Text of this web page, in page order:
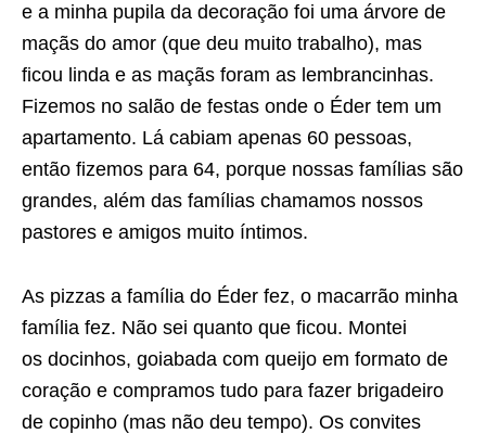
e a minha pupila da decoração foi uma árvore de
maçãs do amor (que deu muito trabalho), mas
ficou linda e as maçãs foram as lembrancinhas.
Fizemos no salão de festas onde o Éder tem um
apartamento. Lá cabiam apenas 60 pessoas,
então fizemos para 64, porque nossas famílias são
grandes, além das famílias chamamos nossos
pastores e amigos muito íntimos.
As pizzas a família do Éder fez, o macarrão minha
família fez. Não sei quanto que ficou. Montei
os docinhos, goiabada com queijo em formato de
coração e compramos tudo para fazer brigadeiro
de copinho (mas não deu tempo). Os convites